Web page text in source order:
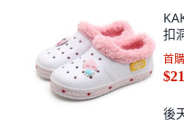
扣
首
後